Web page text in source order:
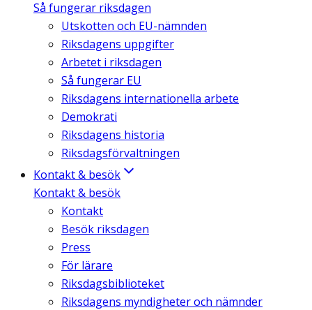
Så fungerar riksdagen
Utskotten och EU-nämnden
Riksdagens uppgifter
Arbetet i riksdagen
Så fungerar EU
Riksdagens internationella arbete
Demokrati
Riksdagens historia
Riksdagsförvaltningen
Kontakt & besök
Kontakt & besök
Kontakt
Besök riksdagen
Press
För lärare
Riksdagsbiblioteket
Riksdagens myndigheter och nämnder